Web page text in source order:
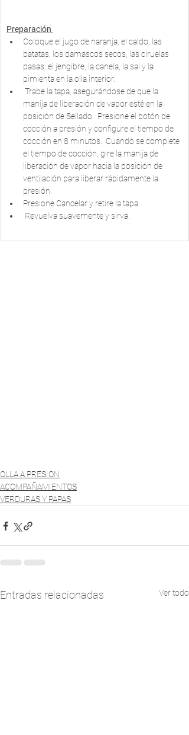
Preparación
Coloque el jugo de naranja, el caldo, las
batatas, los damascos secos, las ciruelas
pasas, el jengibre, la canela, la sal y la
pimienta en la olla interior.
manija de liberación de vapor esté en la
posición de Sellado.  Presione el botón de
cocción a presión y configure el tiempo de
cocción en 8 minutos.  Cuando se complete
el tiempo de cocción, gire la manija de
liberación de vapor hacia la posición de
ventilación para liberar rápidamente la
presión.
Presione Cancelar y retire la tapa.
Revuelva suavemente y sirva.
OLLA A PRESION
ACOMPAÑAMIENTOS
VERDURAS Y PAPAS
Entradas relacionadas Ver todo